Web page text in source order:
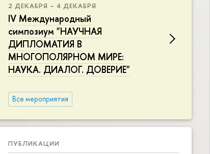
2 ДЕКАБРЯ – 4 ДЕКАБРЯ
IV Международный
симпозиум "НАУЧНАЯ
ДИПЛОМАТИЯ В
МНОГОПОЛЯРНОМ МИРЕ:
НАУКА. ДИАЛОГ. ДОВЕРИЕ"
Все мероприятия
ПУБЛИКАЦИИ